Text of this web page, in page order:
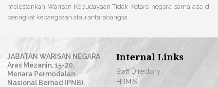
melestarikan Warisan Kebudayaan Tidak Ketara negara sama ada di
peringkat kebangsaan atau antarabangsa.
JABATAN WARISAN NEGARA
Aras Mezanin, 15-20,
Menara Permodalan
Nasional Berhad (PNB),
Internal Links
Staff Directory
HRMIS